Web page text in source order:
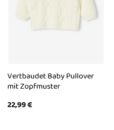
Vertbaudet Baby Pullover
mit Zopfmuster
22,99€